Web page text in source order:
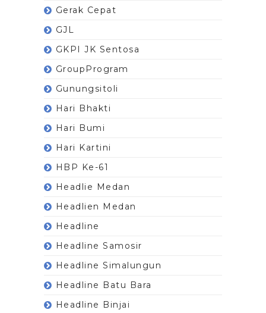
Gerak Cepat
GJL
GKPI JK Sentosa
GroupProgram
Gunungsitoli
Hari Bhakti
Hari Bumi
Hari Kartini
HBP Ke-61
Headlie Medan
Headlien Medan
Headline
Headline Samosir
Headline Simalungun
Headline Batu Bara
Headline Binjai